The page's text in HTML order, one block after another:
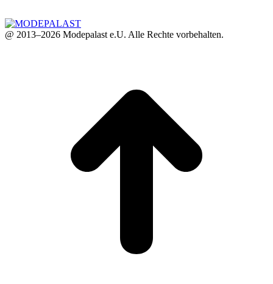
@ 2013–2026 Modepalast e.U. Alle Rechte vorbehalten.